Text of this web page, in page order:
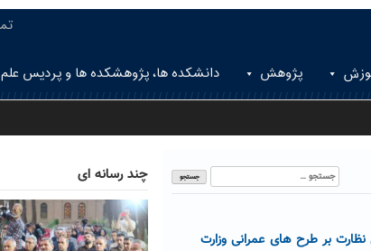
پژوهش دانشکده ها، پژوهشکده ها و پردیس علم
جستجو
برای:
باحضور معاون مدیرکل نظارت بر طرح های عمرانی وزارت
چند رسانه ای